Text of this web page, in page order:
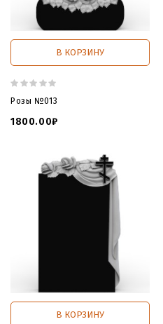
В КОРЗИНУ
Розы №013
1800.00₽
В КОРЗИНУ